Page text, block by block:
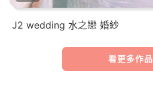
J2 wedding 水之戀 婚紗
看更多作品